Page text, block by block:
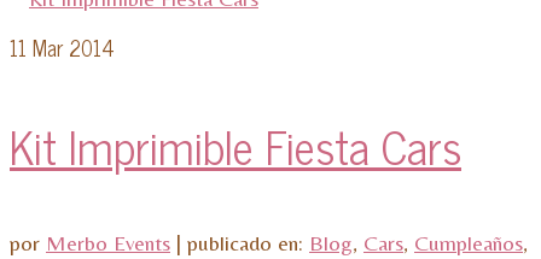
11 Mar 2014
Kit Imprimible Fiesta Cars
por Merbo Events | publicado en: Blog, Cars, Cumpleaños,